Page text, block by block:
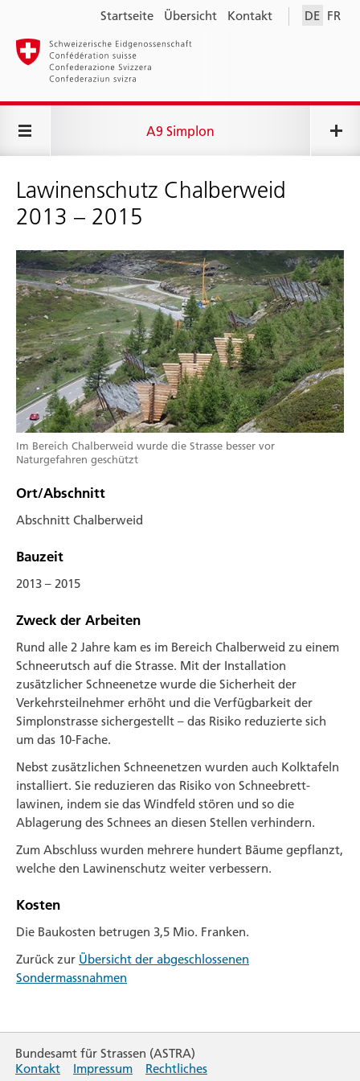
DE FR
Startseite Übersicht Kontakt
A9 Simplon
Lawinenschutz Chalberweid
2013 – 2015
Im Bereich Chalberweid wurde die Strasse besser vor
Naturgefahren geschützt
Ort/Abschnitt
Abschnitt Chalberweid
Bauzeit
2013 – 2015
Zweck der Arbeiten
Rund alle 2 Jahre kam es im Bereich Chalberweid zu einem
Schnee­rutsch auf die Strasse. Mit der Installation
zusätzlicher Schnee­netze wurde die Sicherheit der
Verkehrs­teilnehmer erhöht und die Verfügbarkeit der
Simplon­strasse sichergestellt – das Risiko reduzierte sich
um das 10-Fache.
Nebst zusätzlichen Schnee­netzen wurden auch Kolk­tafeln
installiert. Sie reduzieren das Risiko von Schneebrett­
lawinen, indem sie das Wind­feld stören und so die
Ablagerung des Schnees an diesen Stellen verhindern.
Zum Abschluss wurden mehrere hundert Bäume gepflanzt,
welche den Lawinen­schutz weiter verbessern.
Kosten
Die Baukosten betrugen 3,5 Mio. Franken.
Zurück zur Übersicht der abgeschlossenen
Sondermassnahmen
Bundesamt für Strassen (ASTRA)
Kontakt
Impressum Rechtliches